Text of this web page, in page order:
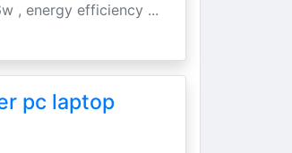
, energy efficiency ...
pc laptop